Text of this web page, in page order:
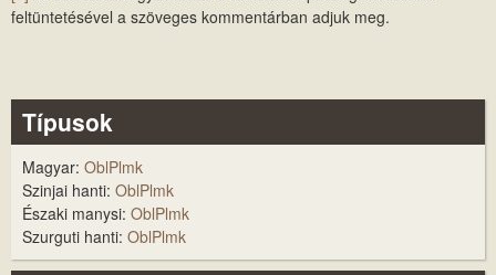
feltüntetésével a szöveges kommentárban adjuk meg.
Típusok
Magyar: OblPlmk
Szinjai hanti: OblPlmk
Északi manysi: OblPlmk
Szurguti hanti: OblPlmk